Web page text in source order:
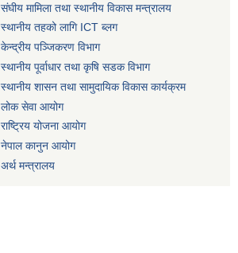
संघीय मामिला तथा स्थानीय विकास मन्त्रालय
स्थानीय तहको लागि ICT ब्लग
केन्द्रीय पञ्जिकरण विभाग
स्थानीय पूर्वाधार तथा कृषि सडक विभाग
स्थानीय शासन तथा सामुदायिक विकास कार्यक्रम
लोक सेवा आयोग
राष्ट्रिय योजना आयोग
नेपाल कानुन आयोग
अर्थ मन्त्रालय